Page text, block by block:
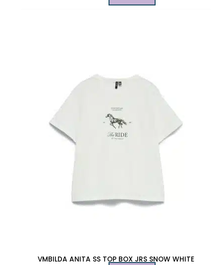
VMBILDA ANITA SS TOP BOX JRS SNOW WHITE
Mulighederne
kan
vælges
varesiden